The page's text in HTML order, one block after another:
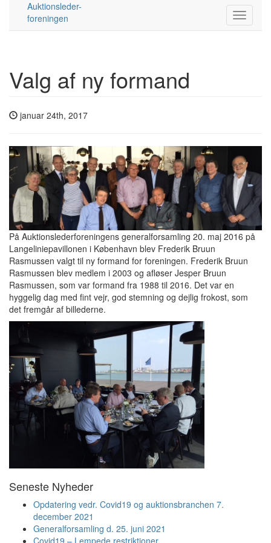
Auktionsleder-
foreningen
Valg af ny formand
januar 24th, 2017
På Auktionslederforeningens generalforsamling 20. maj 2016 på
Langeliniepavillonen i København blev Frederik Bruun
Rasmussen valgt til ny formand for foreningen. Frederik Bruun
Rasmussen blev medlem i 2003 og afløser Jesper Bruun
Rasmussen, som var formand fra 1988 til 2016. Det var en
hyggelig dag med fint vejr, god stemning og dejlig frokost, som
det fremgår af billederne.
Seneste Nyheder
Opdatering vedr. Covid19 og auktionsbranchen 7.
december 2021
Generalforsamling d. 25. juni 2021
Covid19 – Lempede restriktioner